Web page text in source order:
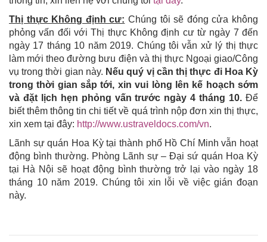
Thị thực Không định cư: Chúng tôi sẽ đóng cửa không
phỏng vấn đối với Thị thực Không định cư từ ngày 7 đến
ngày 17 tháng 10 năm 2019. Chúng tôi vẫn xử lý thị thực
làm mới theo đường bưu điện và thị thực Ngoại giao/Công
vụ trong thời gian này. Nếu quý vị cần thị thực đi Hoa Kỳ
trong thời gian sắp tới, xin vui lòng lên kế hoạch sớm
và đặt lịch hẹn phỏng vấn trước ngày 4 tháng 10. Để
biết thêm thông tin chi tiết về quá trình nộp đơn xin thị thực,
xin xem tại đây: http://www.ustraveldocs.com/vn.
Lãnh sự quán Hoa Kỳ tại thành phố Hồ Chí Minh vẫn hoạt
động bình thường. Phòng Lãnh sự – Đại sứ quán Hoa Kỳ
tại Hà Nội sẽ hoạt động bình thường trở lại vào ngày 18
tháng 10 năm 2019. Chúng tôi xin lỗi về việc gián đoạn
này.